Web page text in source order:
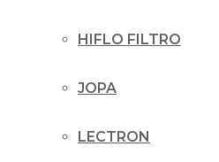
HIFLO FILTRO
JOPA
LECTRON